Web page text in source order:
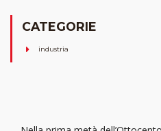
CATEGORIE
industria